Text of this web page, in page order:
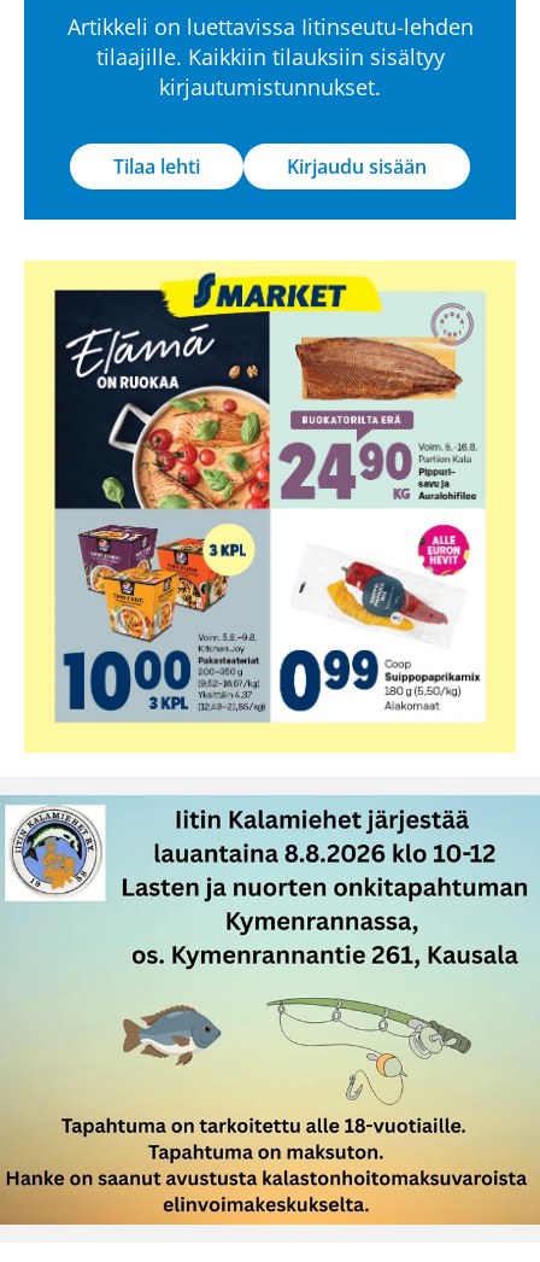
Artikkeli on luettavissa Iitinseutu-lehden
tilaajille. Kaikkiin tilauksiin sisältyy
kirjautumistunnukset.
Tilaa lehti Kirjaudu sisään